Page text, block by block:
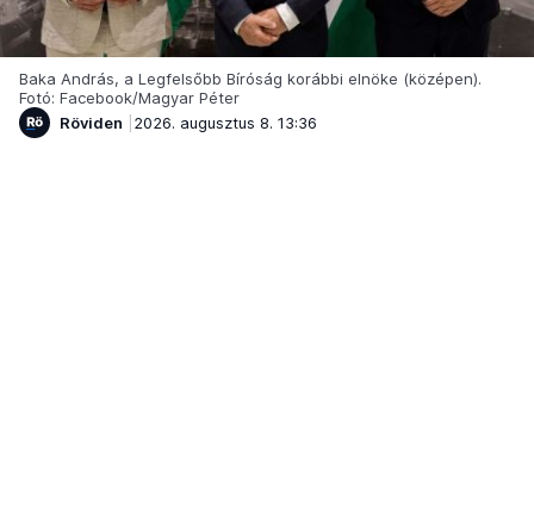
Baka András, a Legfelsőbb Bíróság korábbi elnöke (középen).
Fotó: Facebook/Magyar Péter
Röviden
2026. augusztus 8. 13:36